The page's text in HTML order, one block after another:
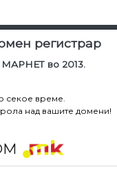
регистрар
МАРНЕТ во 2013.
секое време.
над вашите домени!